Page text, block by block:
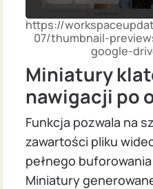
https://
07/thumbnail-
google-
Miniatury
nawigacji po
Funkcja pozwala na
zawartości pliku
pełnego
Miniatury